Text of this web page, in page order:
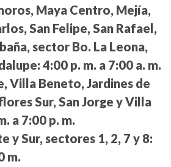
Maya Centro, Mejía,
San Felipe, San Rafael,
sector Bo. La Leona,
4:00 p. m. a 7:00 a. m.
Villa Beneto, Jardines de
Sur, San Jorge y Villa
a 7:00 p. m.
y Sur, sectores 1, 2, 7 y 8:
m.